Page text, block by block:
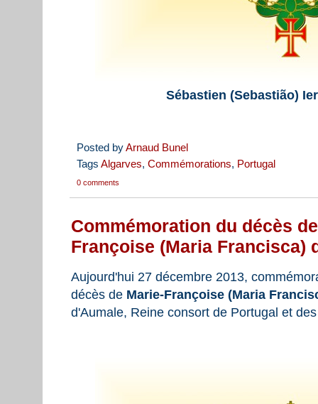
Sébastien (Sebastião)
Posted byArnaud Bunel
Tags Algarves, Commémorations, Portugal
0 comments
Commémoration du décès
Françoise (Maria Francisca)
Aujourd'hui 27 décembre 2013,
décès de Marie-Françoise (Maria
d'Aumale, Reine consort de Portugal et